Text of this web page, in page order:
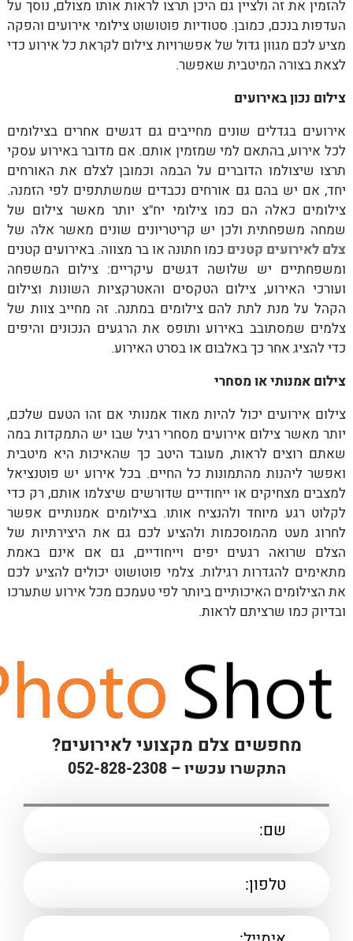
להזמין את זה ולציין גם היכן תרצו לראות אותו מצולם, נוסך על
העדפות בנכם, כמובן. סטודיות פוטושוט צילומי אירועים והפקה
מציע לכם מגוון גדול של אפשרויות צילום לקראת כל אירוע כדי
לצאת בצורה המיטבית שאפשר.
צילום נכון באירועים
אירועים בגדלים שונים מחייבים גם דגשים אחרים בצילומים
לכל אירוע, בהתאם למי שמזמין אותם. אם מדובר באירוע עסקי
תרצו שיצולמו הדוברים על הבמה וכמובן לצלם את האורחים
יחד, אם יש בהם גם אורחים נכבדים שמשתתפים לפי הזמנה.
צילומים כאלה הם כמו צילומי יח"צ יותר מאשר צילום של
שמחה משפחתית ולכן יש קריטריונים שונים מאשר אלה של
צלם לאירועים קטנים כמו חתונה או בר מצווה. באירועים קטנים
ומשפחתיים יש שלושה דגשים עיקריים: צילום המשפחה
ועורכי האירוע, צילום הטקסים והאטרקציות השונות וצילום
הקהל על מנת לתת להם צילומים במתנה. זה מחייב צוות של
צלמים שמסתובב באירוע ותופס את הרגעים הנכונים והיפים
כדי להציג אחר כך באלבום או בסרט האירוע.
צילום אמנותי או מסחרי
צילום אירועים יכול להיות מאוד אמנותי אם זהו הטעם שלכם,
יותר מאשר צילום אירועים מסחרי רגיל שבו יש התמקדות במה
שאתם רוצים לראות, מעובד היטב כך שהאיכות היא מיטבית
ואפשר ליהנות מהתמונות כל החיים. בכל אירוע יש פוטנציאל
למצבים מצחיקים או ייחודיים שדורשים שיצלמו אותם, רק כדי
לקלוט רגע מיוחד ולהנציח אותו. בצילומים אמנותיים אפשר
לחרוג מעט מהמוסכמות ולהציע לכם גם את היצירתיות של
הצלם שרואה רגעים יפים וייחודיים, גם אם אינם באמת
מתאימים להגדרות רגילות. צלמי פוטושוט יכולים להציע לכם
את הצילומים האיכותיים ביותר לפי טעמכם מכל אירוע שתערכו
ובדיוק כמו שרציתם לראות.
מחפשים צלם מקצועי לאירועים?
התקשרו עכשיו –052-828-2308